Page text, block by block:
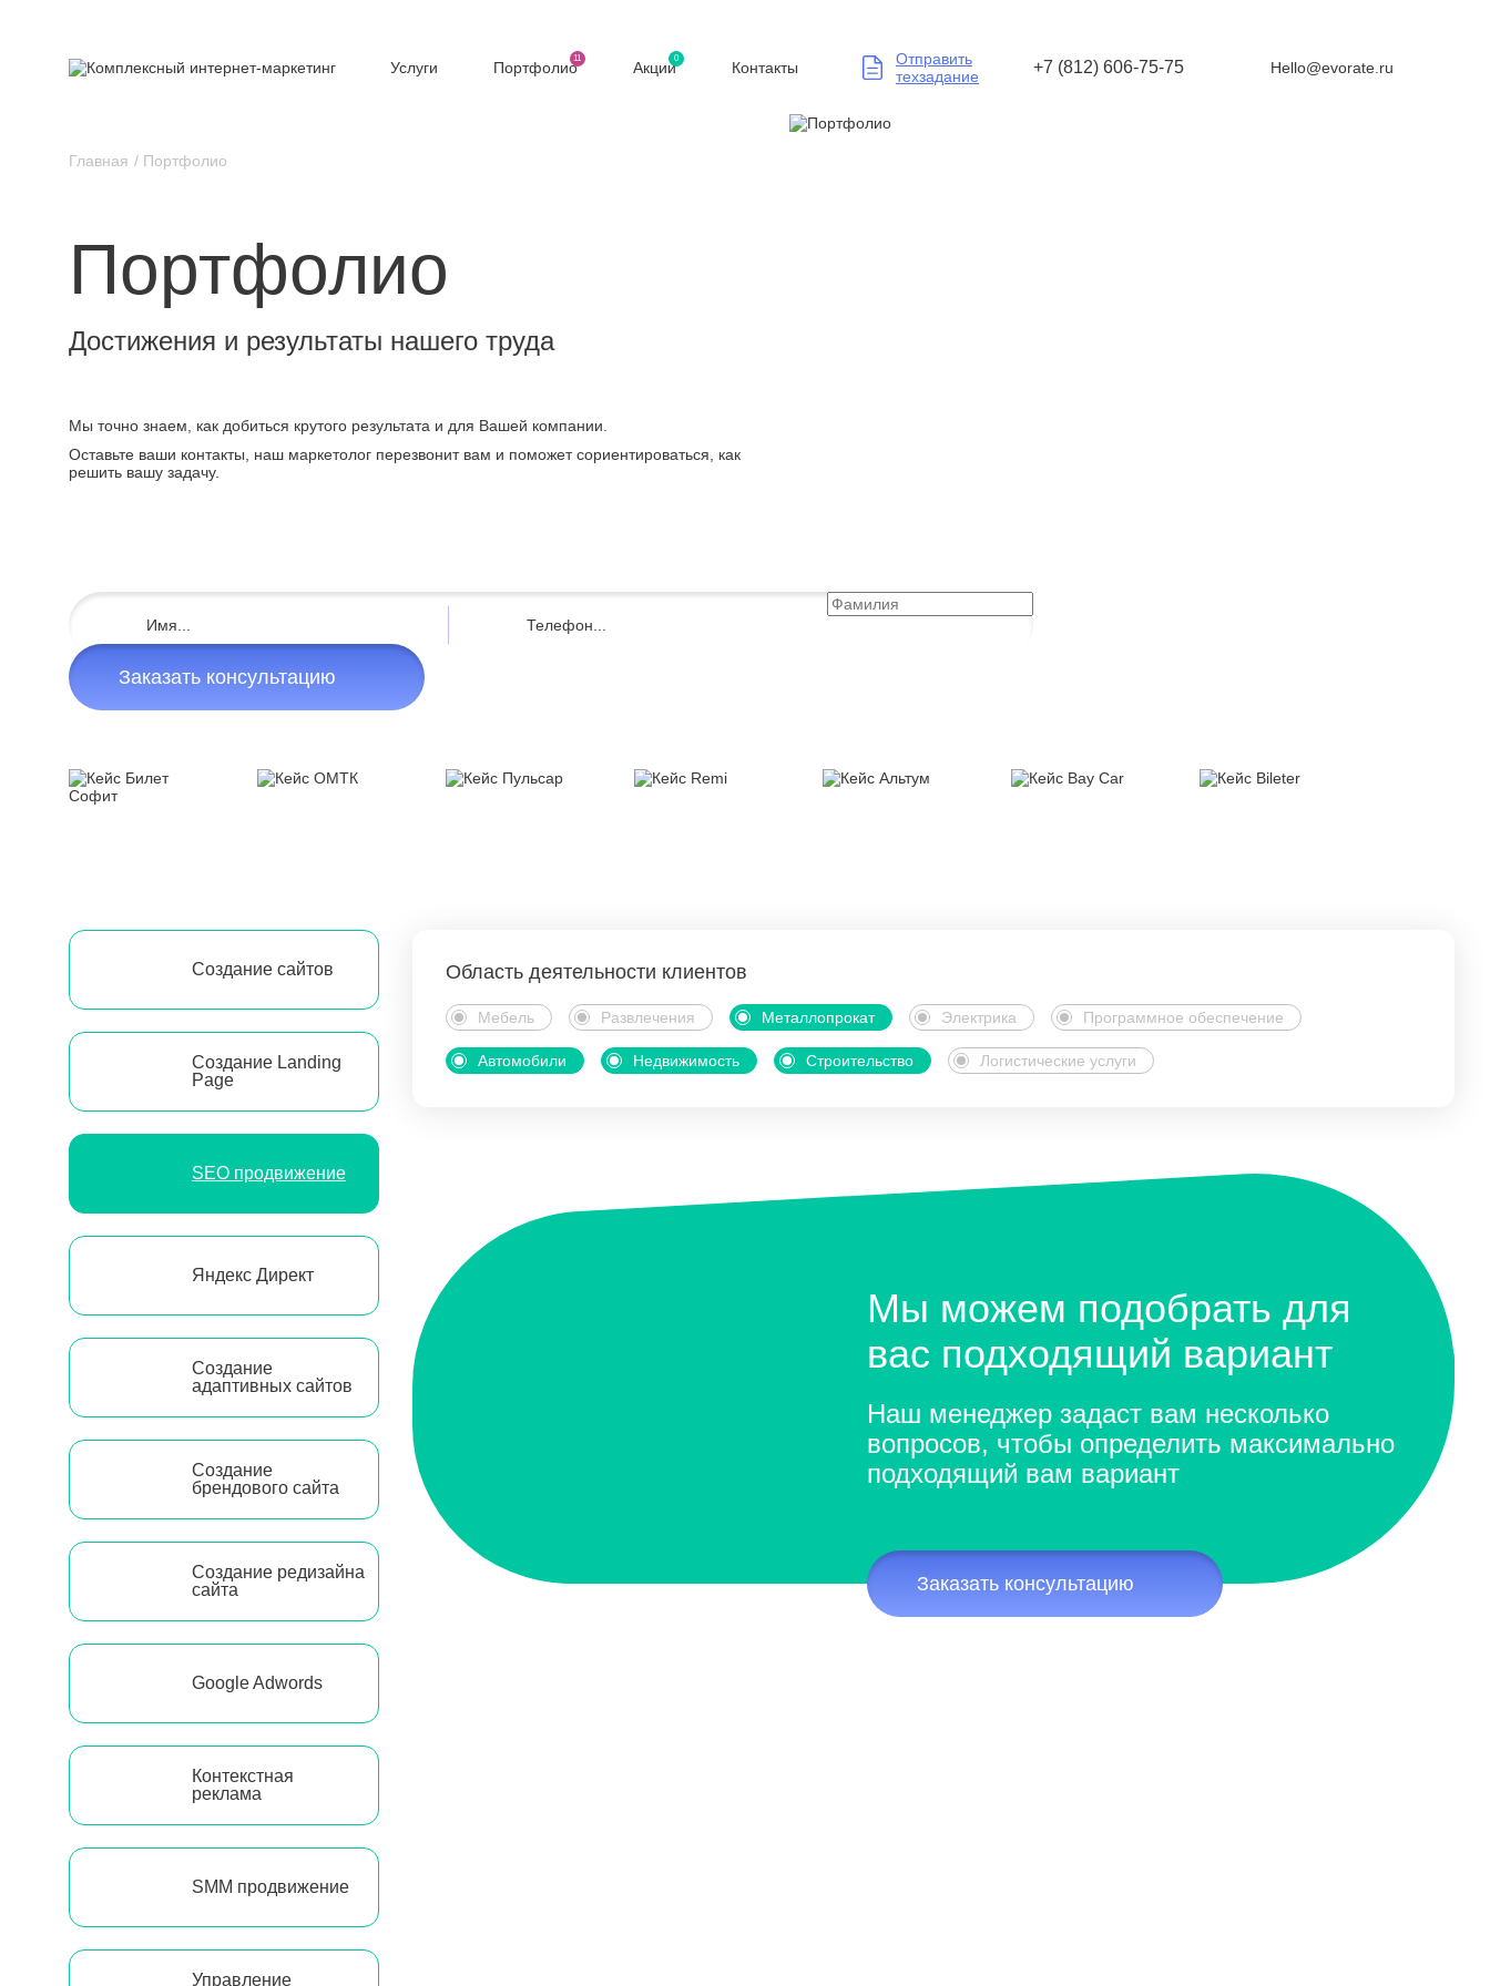
Услуги Портфолио
11
Акции
0
Контакты
Отправить
техзадание
+7 (812) 606-75-75 Hello@evorate.ru
Главная Портфолио
Портфолио
Достижения и результаты нашего труда
Мы точно знаем, как добиться крутого результата и для Вашей компании.
Оставьте ваши контакты, наш маркетолог перезвонит вам и поможет сориентироваться, как
решить вашу задачу.
Заказать консультацию
Создание сайтов
Создание Landing
Page
SEO продвижение
Яндекс Директ
Создание
адаптивных сайтов
Создание
брендового сайта
Создание редизайна
сайта
Google Adwords
Контекстная
реклама
SMM продвижение
Управление
Область деятельности клиентов
Мебель Развлечения Металлопрокат Электрика Программное обеспечение
Автомобили Недвижимость Строительство Логистические услуги
Мы можем подобрать для
вас подходящий вариант
Наш менеджер задаст вам несколько
вопросов, чтобы определить максимально
подходящий вам вариант
Заказать консультацию